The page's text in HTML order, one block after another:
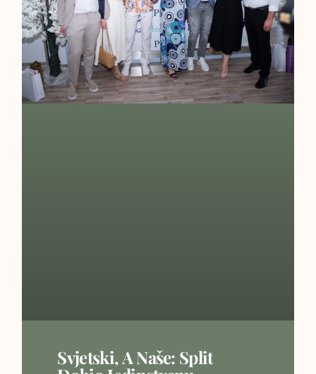
Svjetski, A Naše: Split